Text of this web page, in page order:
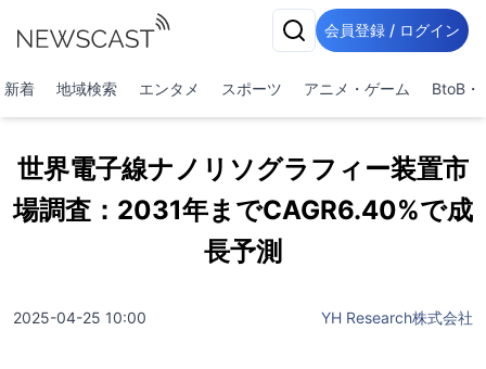
会員登録 / ログイン
新着 地域検索 エンタメ スポーツ アニメ・ゲーム BtoB・
世界電子線ナノリソグラフィー装置市
場調査：2031年までCAGR6.40%で成
長予測
2025-04-25 10:00 YH Research株式会社